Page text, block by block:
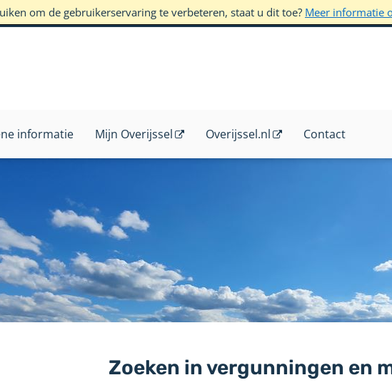
om de gebruikerservaring te verbeteren, staat u dit toe? Meer informatie
informatie Mijn Overijssel Overijssel.nl Contact
Zoeken in vergunningen en